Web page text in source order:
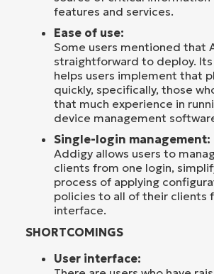
features and services.
Ease of use:
Some users mentioned that
straightforward to deploy. Its
helps users implement that
quickly, specifically, those
that much experience in
device management
Single-login management:
Addigy allows users to
clients from one login,
process of applying
policies to all of their clients
interface.
SHORTCOMINGS
User interface: